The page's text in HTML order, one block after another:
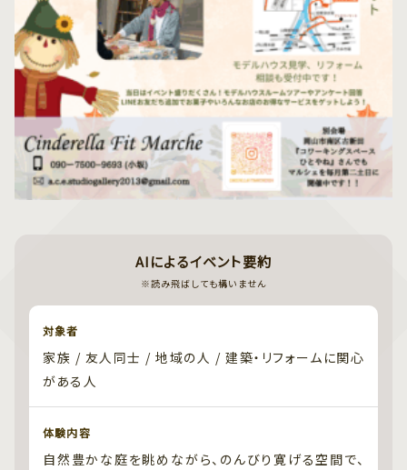
AIによるイベント要約
※読み飛ばしても構いません
対象者
家族 / 友人同士 / 地域の人 / 建築・リフォームに関心
がある人
体験内容
自然豊かな庭を眺めながら、のんびり寛げる空間で、